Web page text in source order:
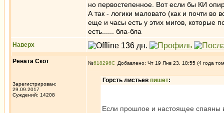
но первостепенное. Вот если бы КИ
А так - логики маловато (как и почти во
еще и часы есть у этих мигов, которые
есть...... бла-бла
Наверх
Рената Скот
Зарегистрирован:
29.09.2017
Суждений: 14208
№618296 Добавлено: Чт 19 Янв 23, 18:55 (4 года
Горсть листьев пишет:
Если прошлое и настоящее спаяны